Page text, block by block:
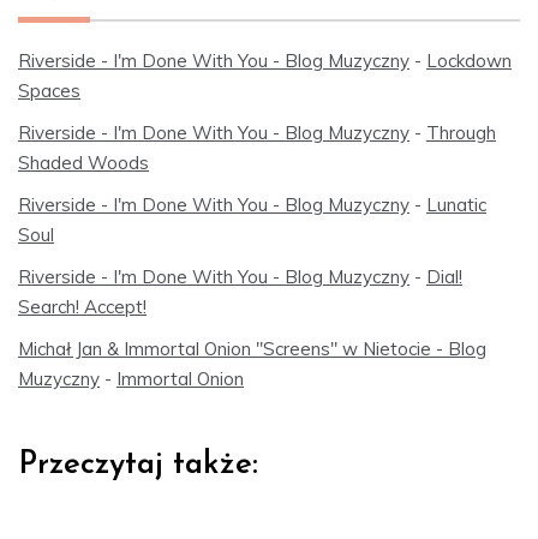
Riverside - I'm Done With You - Blog Muzyczny - Lockdown
Spaces
Riverside - I'm Done With You - Blog Muzyczny - Through
Shaded Woods
Riverside - I'm Done With You - Blog Muzyczny - Lunatic
Soul
Riverside - I'm Done With You - Blog Muzyczny - Dial!
Search! Accept!
Michał Jan & Immortal Onion "Screens" w Nietocie - Blog
Muzyczny - Immortal Onion
Przeczytaj także: